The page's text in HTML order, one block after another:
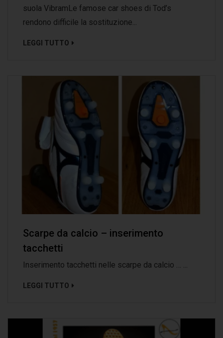
suola VibramLe famose car shoes di Tod’s
rendono difficile la sostituzione...
LEGGI TUTTO
Scarpe da calcio – inserimento
tacchetti
Inserimento tacchetti nelle scarpe da calcio … ...
LEGGI TUTTO